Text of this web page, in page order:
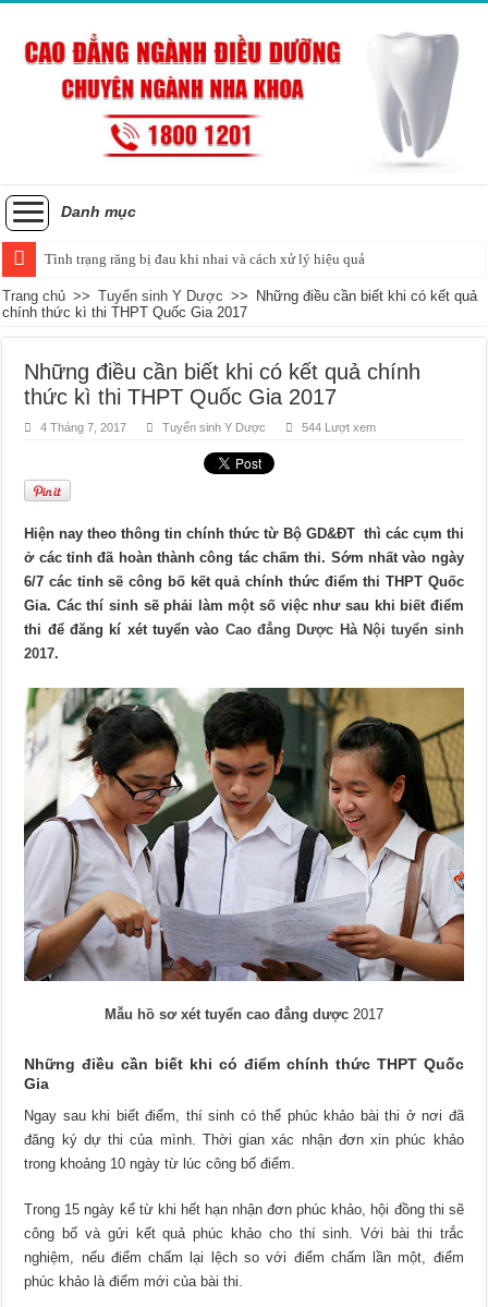
Danh mục
Tình trạng răng bị đau khi nhai và cách xử lý hiệu quả
Trang chủ >> Tuyển sinh Y Dược >>
Những điều cần biết khi có kết quả
chính thức kì thi THPT Quốc Gia 2017
Những điều cần biết khi có kết quả chính
thức kì thi THPT Quốc Gia 2017
4 Tháng 7, 2017 Tuyển sinh Y Dược 544 Lượt xem
Hiện nay theo thông tin chính thức từ Bộ GD&ĐT thì các cụm thi
ở các tỉnh đã hoàn thành công tác chấm thi. Sớm nhất vào ngày
6/7 các tỉnh sẽ công bố kết quả chính thức điểm thi THPT Quốc
Gia. Các thí sinh sẽ phải làm một số việc như sau khi biết điểm
thi để đăng kí xét tuyển vào Cao đẳng Dược Hà Nội tuyển sinh
2017.
Mẫu hồ sơ xét tuyển cao đẳng dược2017
Những điều cần biết khi có điểm chính thức THPT Quốc
Gia
Ngay sau khi biết điểm, thí sinh có thể phúc khảo bài thi ở nơi đã
đăng ký dự thi của mình. Thời gian xác nhận đơn xin phúc khảo
trong khoảng 10 ngày từ lúc công bố điểm.
Trong 15 ngày kể từ khi hết hạn nhận đơn phúc khảo, hội đồng thi sẽ
công bố và gửi kết quả phúc khảo cho thí sinh. Với bài thi trắc
nghiệm, nếu điểm chấm lại lệch so với điểm chấm lần một, điểm
phúc khảo là điểm mới của bài thi.